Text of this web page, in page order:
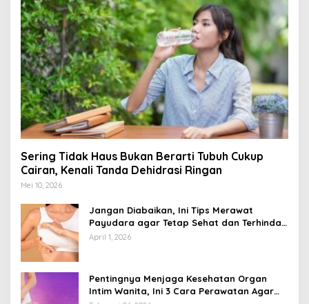
Sering Tidak Haus Bukan Berarti Tubuh Cukup
Cairan, Kenali Tanda Dehidrasi Ringan
Mei 10, 2026
Jangan Diabaikan, Ini Tips Merawat
Payudara agar Tetap Sehat dan Terhindar
dari Risiko Penyakit
April 1, 2026
Pentingnya Menjaga Kesehatan Organ
Intim Wanita, Ini 3 Cara Perawatan Agar